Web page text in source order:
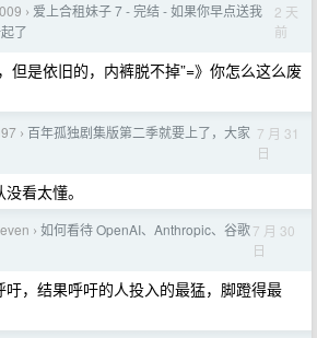
› 爱上合租妹子 7 - 完结 - 如果你早点送我
了
2 天
前
但是依旧的，内裤脱不掉”=》你怎么这么废
› 百年孤独剧集版第二季就要上了，大家 7 月 31
日
看太懂。
› 如何看待 OpenAI、Anthropic、谷歌7 月 30
日
，结果呼吁的人投入的最猛，脚蹬得最